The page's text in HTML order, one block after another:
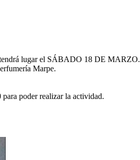
tendrá lugar el SÁBADO 18 DE MARZO.
Marpe.
poder realizar la actividad.